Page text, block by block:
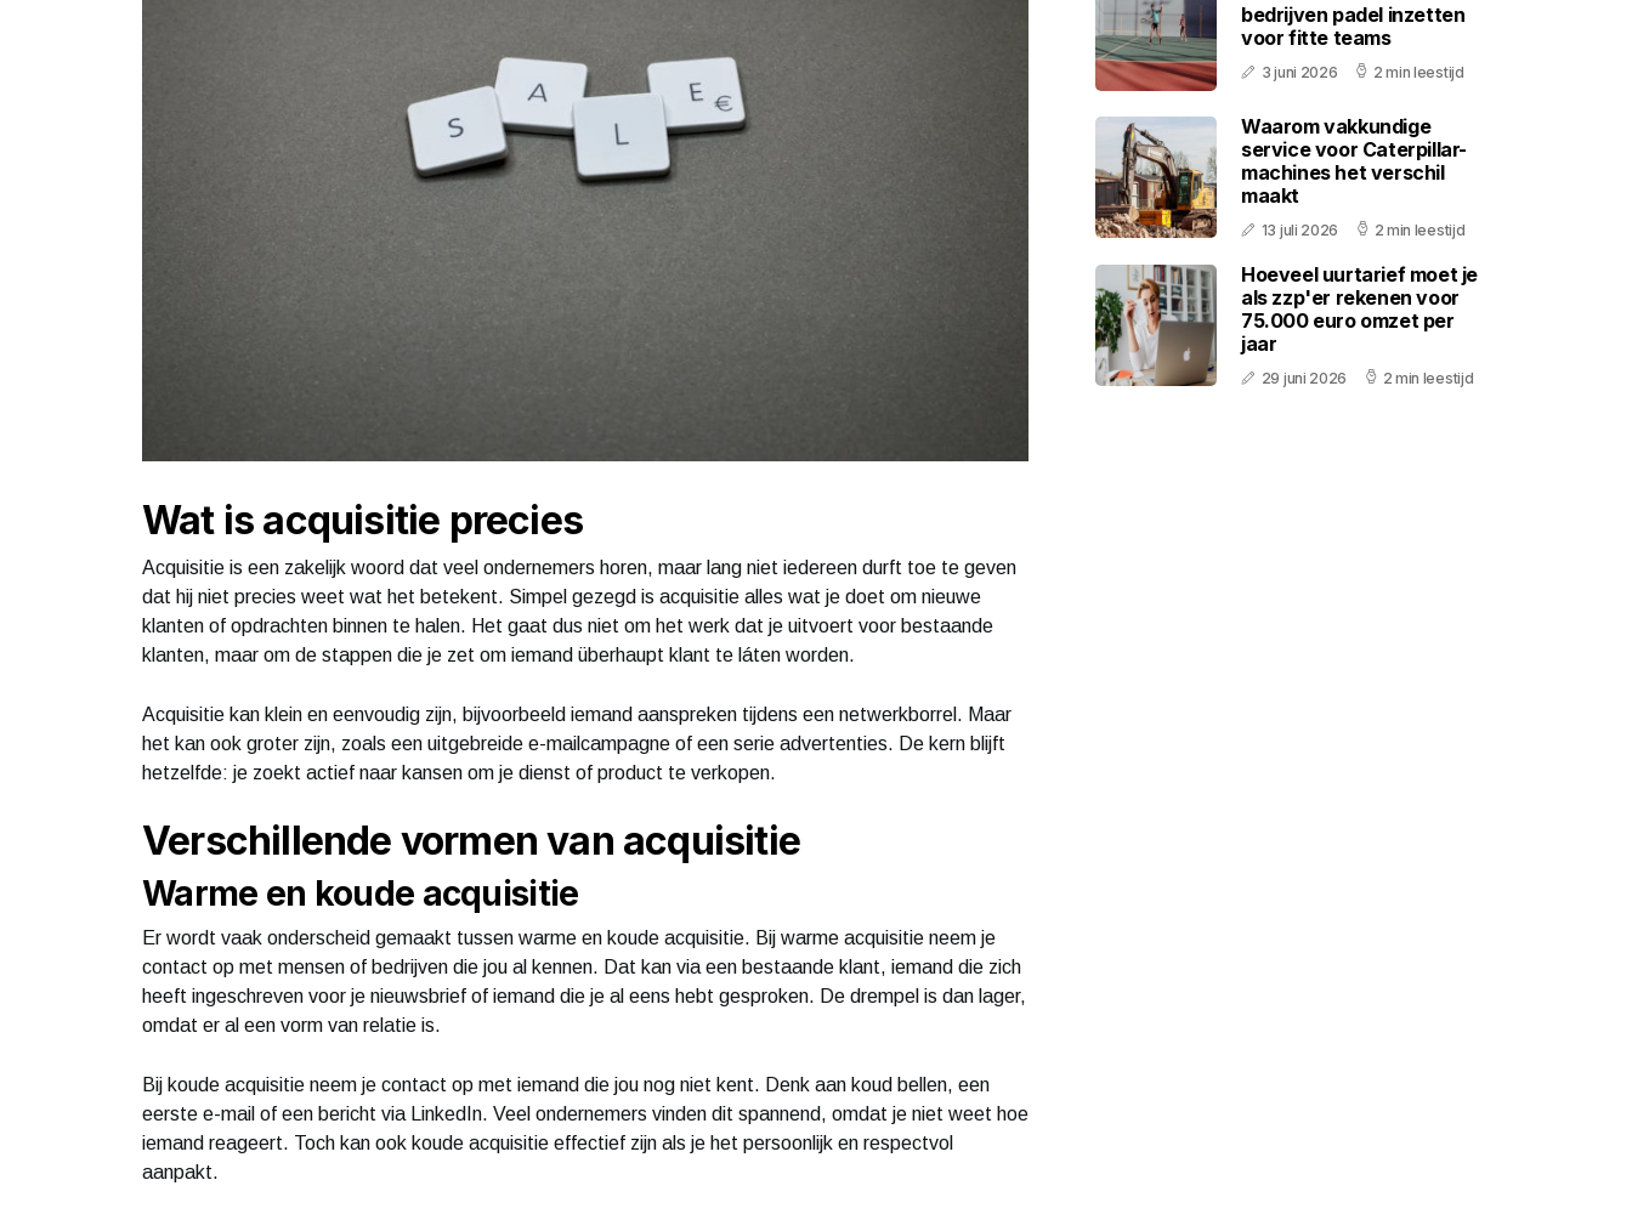
Wat is acquisitie precies
Acquisitie is een zakelijk woord dat veel ondernemers horen, maar lang niet iedereen durft toe te geven
dat hij niet precies weet wat het betekent. Simpel gezegd is acquisitie alles wat je doet om nieuwe
klanten of opdrachten binnen te halen. Het gaat dus niet om het werk dat je uitvoert voor bestaande
klanten, maar om de stappen die je zet om iemand überhaupt klant te láten worden.
Acquisitie kan klein en eenvoudig zijn, bijvoorbeeld iemand aanspreken tijdens een netwerkborrel. Maar
het kan ook groter zijn, zoals een uitgebreide e-mailcampagne of een serie advertenties. De kern blijft
hetzelfde: je zoekt actief naar kansen om je dienst of product te verkopen.
Verschillende vormen van acquisitie
Warme en koude acquisitie
Er wordt vaak onderscheid gemaakt tussen warme en koude acquisitie. Bij warme acquisitie neem je
contact op met mensen of bedrijven die jou al kennen. Dat kan via een bestaande klant, iemand die zich
heeft ingeschreven voor je nieuwsbrief of iemand die je al eens hebt gesproken. De drempel is dan lager,
omdat er al een vorm van relatie is.
Bij koude acquisitie neem je contact op met iemand die jou nog niet kent. Denk aan koud bellen, een
eerste e-mail of een bericht via LinkedIn. Veel ondernemers vinden dit spannend, omdat je niet weet hoe
iemand reageert. Toch kan ook koude acquisitie effectief zijn als je het persoonlijk en respectvol
aanpakt.
bedrijven padel inzetten
voor fitte teams
3 juni 2026 2 min leestijd
Waarom vakkundige
service voor Caterpillar-
machines het verschil
maakt
13 juli 2026 2 min leestijd
Hoeveel uurtarief moet je
als zzp'er rekenen voor
75.000 euro omzet per
jaar
29 juni 2026 2 min leestijd